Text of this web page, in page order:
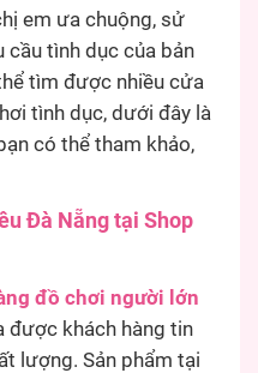
em ưa chuộng, sử
cầu tình dục của bản
tìm được nhiều cửa
tình dục, dưới đây là
có thể tham khảo,
Đà Nẵng tại Shop
đồ chơi người lớn
được khách hàng tin
lượng. Sản phẩm tại